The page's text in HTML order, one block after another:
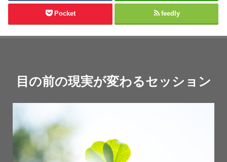
Pocket feedly
目の前の現実が変わるセッション